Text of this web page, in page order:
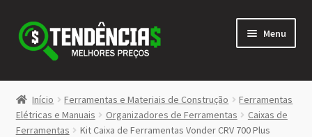
Pular
para
navegação
Pular
para
conteúdo
Menu
LOJA
<>
Início Ferramentas e Materiais de Construção
Ferramentas
Elétricas e Manuais
Organizadores de Ferramentas
Caixas de
Ferramentas
Kit Caixa de Ferramentas Vonder CRV 700 Plus